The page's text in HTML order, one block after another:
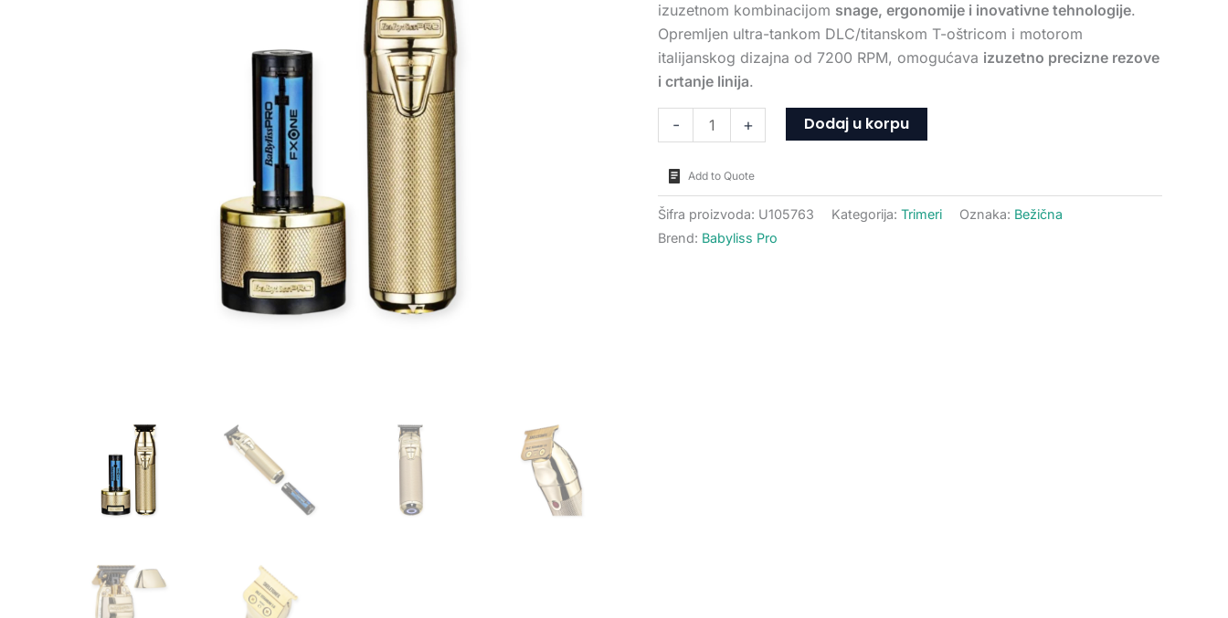
izuzetnom kombinacijom snage, ergonomije i inovativne tehnologije.
Opremljen ultra-tankom DLC/titanskom T-oštricom i motorom
italijanskog dizajna od 7200 RPM, omogućava izuzetno precizne rezove
i crtanje linija.
- + Dodaj u korpu
Add to Quote
Šifra proizvoda: U105763 Kategorija: Trimeri Oznaka: Bežična
Brend: Babyliss Pro